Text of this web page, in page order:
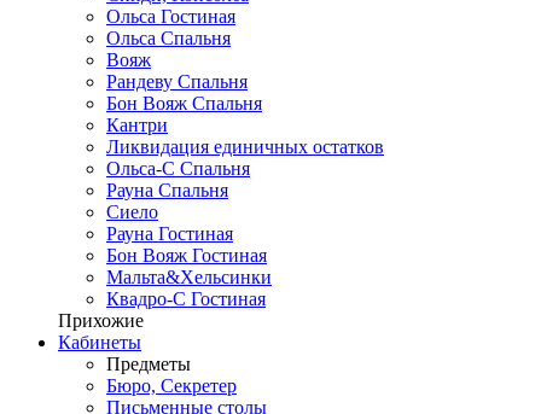
Ольса Гостиная
Ольса Спальня
Вояж
Рандеву Спальня
Бон Вояж Спальня
Кантри
Ликвидация единичных остатков
Ольса-С Спальня
Рауна Спальня
Сиело
Рауна Гостиная
Бон Вояж Гостиная
Мальта&Хельсинки
Квадро-С Гостиная
Прихожие
Кабинеты
Предметы
Бюро, Секретер
Письменные столы